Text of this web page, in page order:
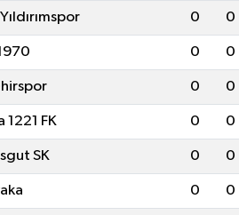
0 0
0 0
0 0
1221 FK 0 0
SK 0 0
0 0